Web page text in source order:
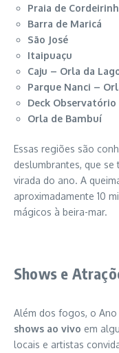
Praia de
Barra de Maricá
São José
Itaipuaçu
Caju – Orla da
Parque Nanci –
Deck Observatório
Orla de Bambuí
Essas regiões são
deslumbrantes, que se
virada do ano. A
aproximadamente 10
mágicos à beira-mar.
Shows e
Além dos fogos, o
shows ao vivo em
locais e artistas